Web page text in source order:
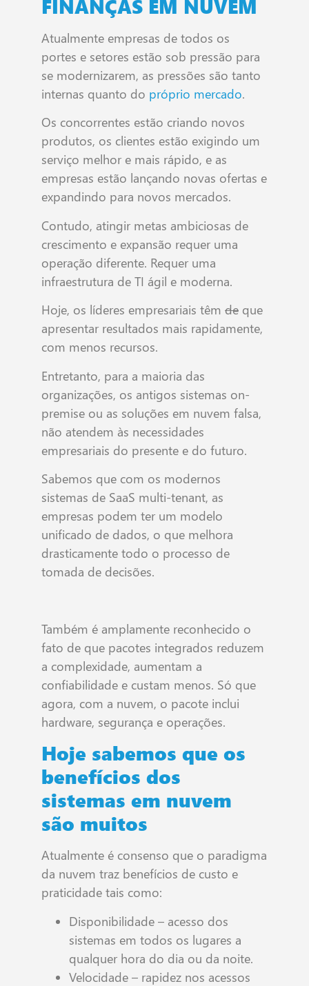
FINANÇAS EM NUVEM
Atualmente empresas de todos os
portes e setores estão sob pressão para
se modernizarem, as pressões são tanto
internas quanto do próprio mercado.
Os concorrentes estão criando novos
produtos, os clientes estão exigindo um
serviço melhor e mais rápido, e as
empresas estão lançando novas ofertas e
expandindo para novos mercados.
Contudo, atingir metas ambiciosas de
crescimento e expansão requer uma
operação diferente. Requer uma
infraestrutura de TI ágil e moderna.
Hoje, os líderes empresariais têm de que
apresentar resultados mais rapidamente,
com menos recursos.
Entretanto, para a maioria das
organizações, os antigos sistemas on-
premise ou as soluções em nuvem falsa,
não atendem às necessidades
empresariais do presente e do futuro.
Sabemos que com os modernos
sistemas de SaaS multi-tenant, as
empresas podem ter um modelo
unificado de dados, o que melhora
drasticamente todo o processo de
tomada de decisões.
Também é amplamente reconhecido o
fato de que pacotes integrados reduzem
a complexidade, aumentam a
confiabilidade e custam menos. Só que
agora, com a nuvem, o pacote inclui
hardware, segurança e operações.
Hoje sabemos que os
benefícios dos
sistemas em nuvem
são muitos
Atualmente é consenso que o paradigma
da nuvem traz benefícios de custo e
praticidade tais como:
Disponibilidade – acesso dos
sistemas em todos os lugares a
qualquer hora do dia ou da noite.
Velocidade – rapidez nos acessos